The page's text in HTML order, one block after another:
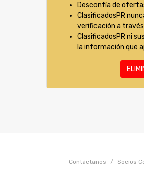
Desconfía de
ClasificadosPR
verificación a través
ClasificadosPR ni
la información que
Contáctanos / Socios